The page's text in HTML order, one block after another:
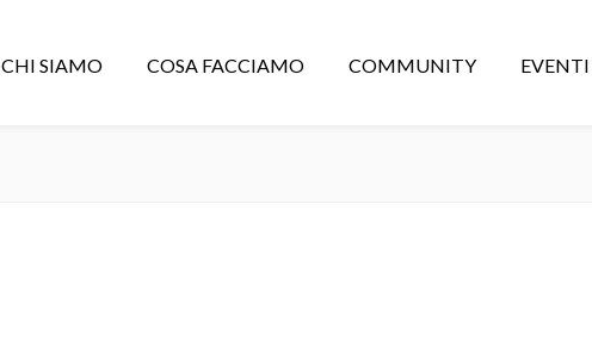
CHI SIAMO COSA FACCIAMO COMMUNITY EVENTI